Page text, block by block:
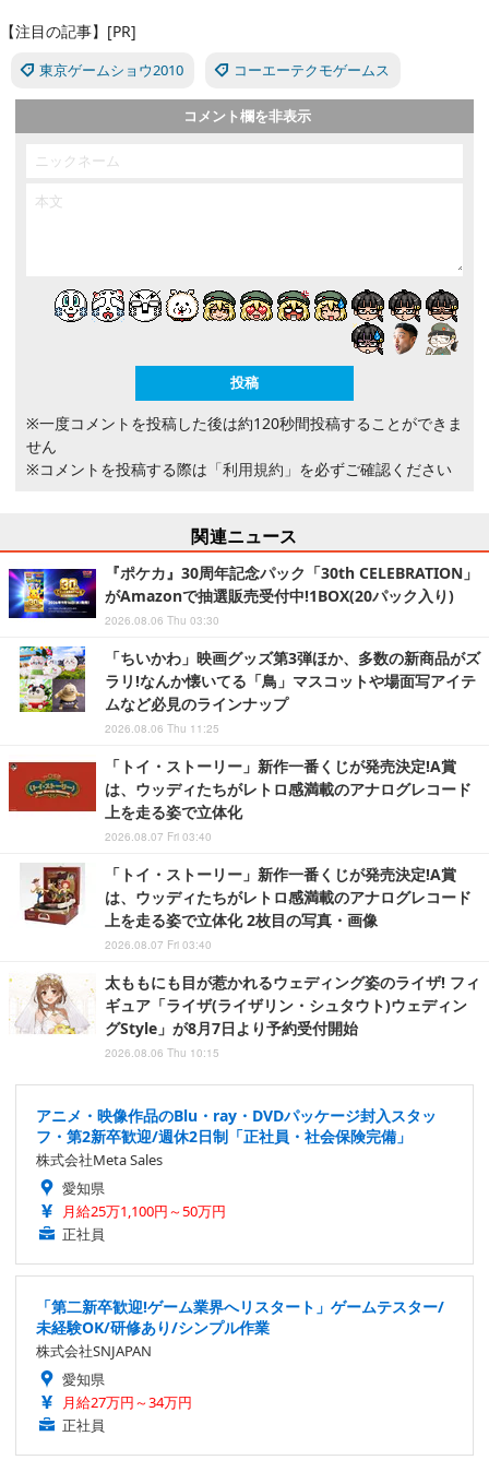
【注目の記事】[PR]
東京ゲームショウ2010 コーエーテクモゲームス
コメント欄を非表示
※一度コメントを投稿した後は約120秒間投稿することができま
せん
※コメントを投稿する際は 「利用規約」 を必ずご確認ください
関連ニュース
『ポケカ』30周年記念パック「30th CELEBRATION」
がAmazonで抽選販売受付中!1BOX(20パック入り)
2026.08.06 Thu 03:30
「ちいかわ」映画グッズ第3弾ほか、多数の新商品がズ
ラリ!なんか懐いてる「鳥」マスコットや場面写アイテ
ムなど必見のラインナップ
2026.08.06 Thu 11:25
「トイ・ストーリー」新作一番くじが発売決定!A賞
は、ウッディたちがレトロ感満載のアナログレコード
上を走る姿で立体化
2026.08.07 Fri 03:40
「トイ・ストーリー」新作一番くじが発売決定!A賞
は、ウッディたちがレトロ感満載のアナログレコード
上を走る姿で立体化 2枚目の写真・画像
2026.08.07 Fri 03:40
太ももにも目が惹かれるウェディング姿のライザ! フィ
ギュア「ライザ(ライザリン・シュタウト)ウェディン
グStyle」が8月7日より予約受付開始
2026.08.06 Thu 10:15
アニメ・映像作品のBlu・ray・DVDパッケージ封入スタッ
フ・第2新卒歓迎/週休2日制「正社員・社会保険完備」
株式会社Meta Sales
愛知県
月給25万1,100円～50万円
正社員
「第二新卒歓迎!ゲーム業界へリスタート」ゲームテスター/
未経験OK/研修あり/シンプル作業
株式会社SNJAPAN
愛知県
月給27万円～34万円
正社員